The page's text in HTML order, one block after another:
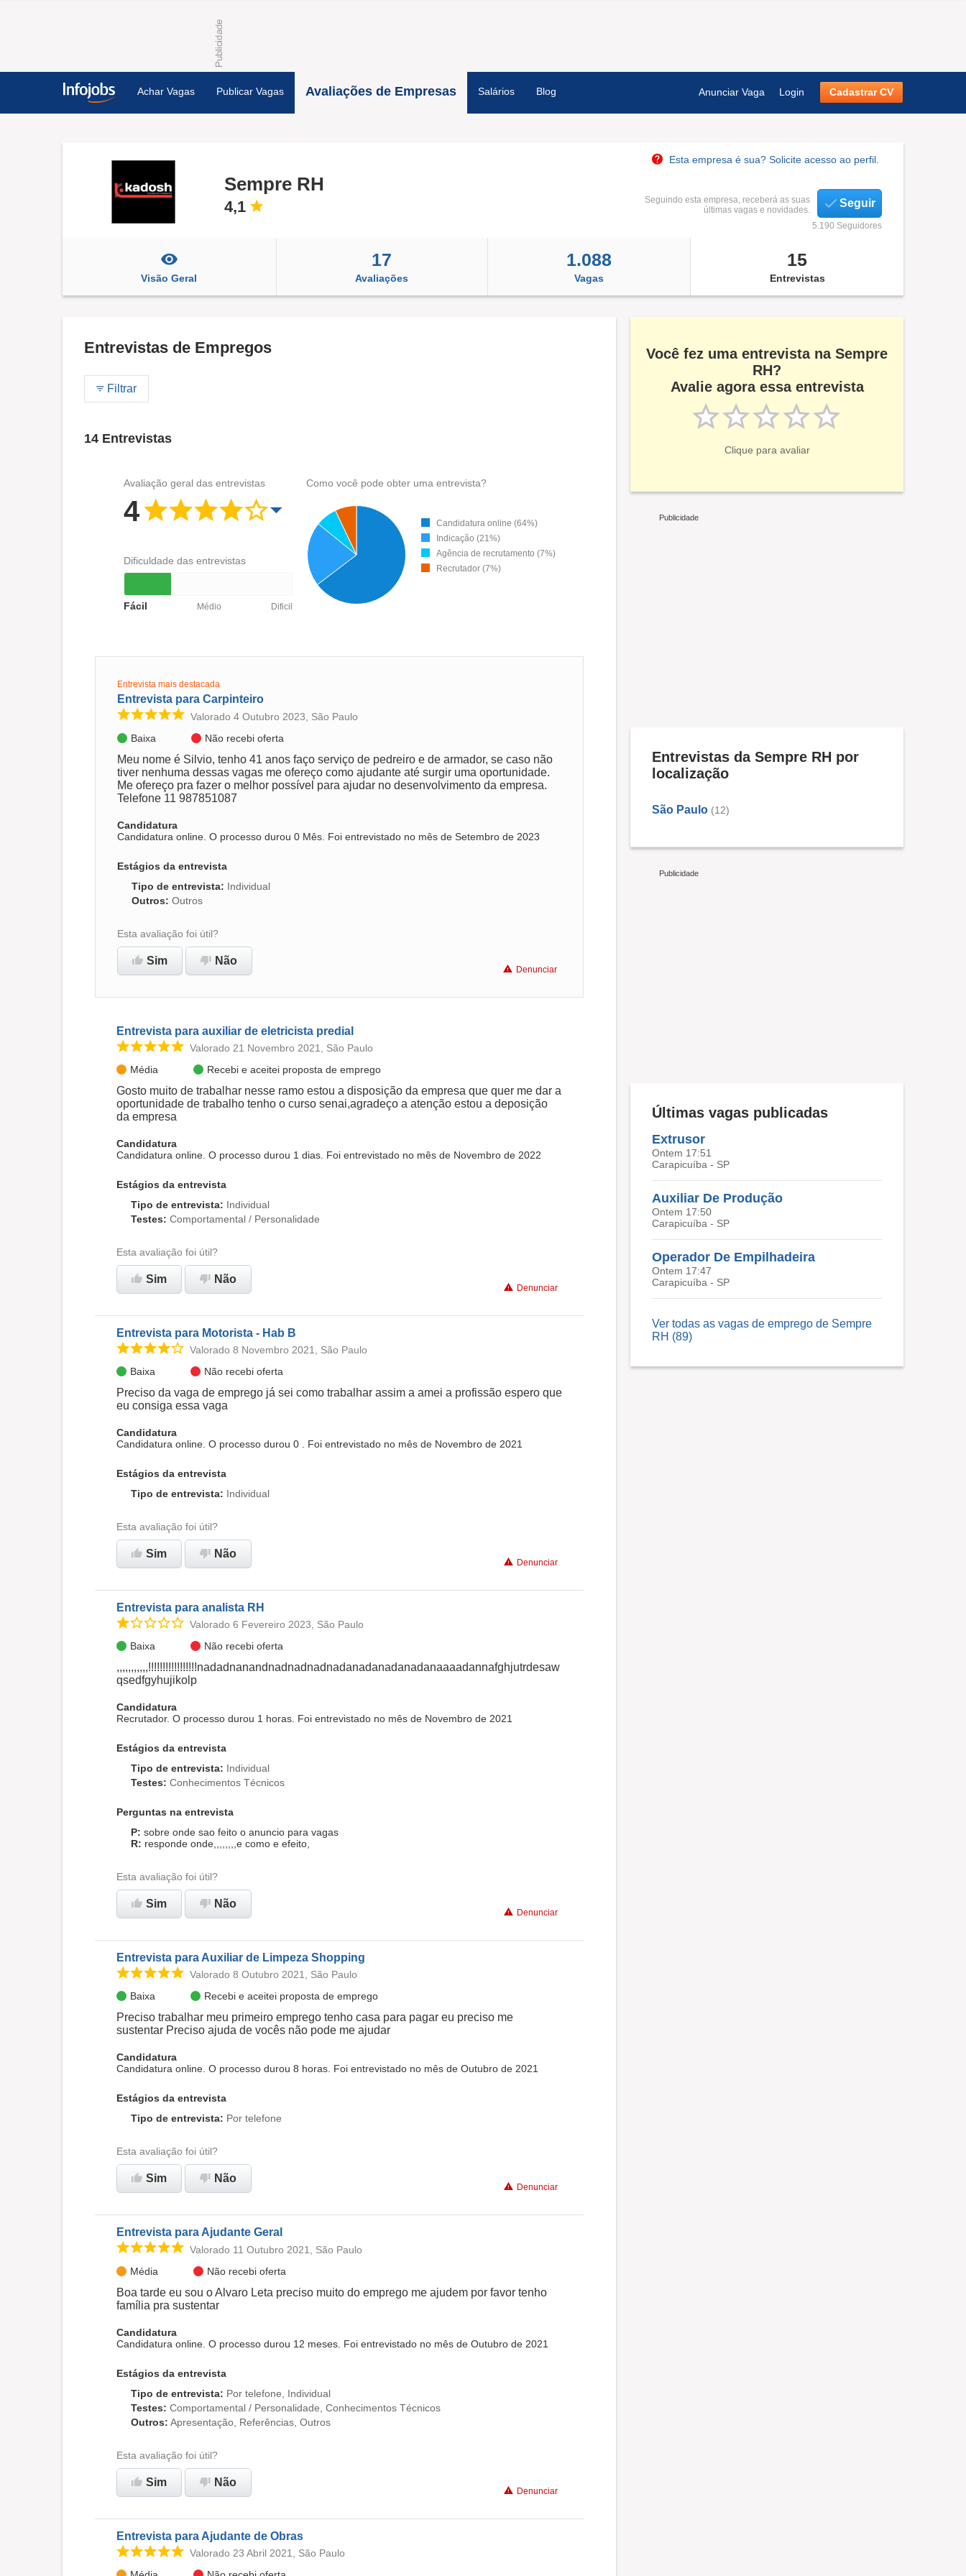
Achar Vagas Publicar Vagas Avaliações de Empresas Salários Blog Anunciar Vaga Login Cadastrar CV
Esta empresa é sua? Solicite acesso ao perfil.
Sempre RH
4,1
Seguindo esta empresa, receberá as suas
últimas vagas e novidades.
Seguir
5.190 Seguidores
Visão Geral
17
Avaliações
1.088
Vagas
15
Entrevistas
Entrevistas de Empregos
Filtrar
14 Entrevistas
Avaliação geral das entrevistas
4
Dificuldade das entrevistas
Fácil Médio Dificil
Como você pode obter uma entrevista?
Candidatura online (64%)
Indicação (21%)
Agência de recrutamento (7%)
Recrutador (7%)
Entrevista mais destacada
Entrevista para Carpinteiro
Valorado 4 Outubro 2023, São Paulo
Baixa
Não recebi oferta
Meu nome é Silvio, tenho 41 anos faço serviço de pedreiro e de armador, se caso não
tiver nenhuma dessas vagas me ofereço como ajudante até surgir uma oportunidade.
Me ofereço pra fazer o melhor possível para ajudar no desenvolvimento da empresa.
Telefone 11 987851087
Candidatura
Candidatura online. O processo durou 0 Mês. Foi entrevistado no mês de Setembro de 2023
Estágios da entrevista
Tipo de entrevista: Individual
Outros: Outros
Esta avaliação foi útil?
Sim Não
Denunciar
Entrevista para auxiliar de eletricista predial
Valorado 21 Novembro 2021, São Paulo
Média
Recebi e aceitei proposta de emprego
Gosto muito de trabalhar nesse ramo estou a disposição da empresa que quer me dar a
oportunidade de trabalho tenho o curso senai,agradeço a atenção estou a deposição
da empresa
Candidatura
Candidatura online. O processo durou 1 dias. Foi entrevistado no mês de Novembro de 2022
Estágios da entrevista
Tipo de entrevista: Individual
Testes: Comportamental / Personalidade
Esta avaliação foi útil?
Sim Não
Denunciar
Entrevista para Motorista - Hab B
Valorado 8 Novembro 2021, São Paulo
Baixa
Não recebi oferta
Preciso da vaga de emprego já sei como trabalhar assim a amei a profissão espero que
eu consiga essa vaga
Candidatura
Candidatura online. O processo durou 0 . Foi entrevistado no mês de Novembro de 2021
Estágios da entrevista
Tipo de entrevista: Individual
Esta avaliação foi útil?
Sim Não
Denunciar
Entrevista para analista RH
Valorado 6 Fevereiro 2023, São Paulo
Baixa
Não recebi oferta
,,,,,,,,,,,!!!!!!!!!!!!!!!!!nadadnanandnadnadnadnadanadanadanadanaaaadannafghjutrdesaw
qsedfgyhujikolp
Candidatura
Recrutador. O processo durou 1 horas. Foi entrevistado no mês de Novembro de 2021
Estágios da entrevista
Tipo de entrevista: Individual
Testes: Conhecimentos Técnicos
Perguntas na entrevista
sobre onde sao feito o anuncio para vagas
responde onde,,,,,,,,e como e efeito,
Esta avaliação foi útil?
Sim Não
Denunciar
Entrevista para Auxiliar de Limpeza Shopping
Valorado 8 Outubro 2021, São Paulo
Baixa
Recebi e aceitei proposta de emprego
Preciso trabalhar meu primeiro emprego tenho casa para pagar eu preciso me
sustentar Preciso ajuda de vocês não pode me ajudar
Candidatura
Candidatura online. O processo durou 8 horas. Foi entrevistado no mês de Outubro de 2021
Estágios da entrevista
Tipo de entrevista: Por telefone
Esta avaliação foi útil?
Sim Não
Denunciar
Entrevista para Ajudante Geral
Valorado 11 Outubro 2021, São Paulo
Média
Não recebi oferta
Boa tarde eu sou o Alvaro Leta preciso muito do emprego me ajudem por favor tenho
família pra sustentar
Candidatura
Candidatura online. O processo durou 12 meses. Foi entrevistado no mês de Outubro de 2021
Estágios da entrevista
Tipo de entrevista: Por telefone, Individual
Testes: Comportamental / Personalidade, Conhecimentos Técnicos
Outros: Apresentação, Referências, Outros
Esta avaliação foi útil?
Sim Não
Denunciar
Entrevista para Ajudante de Obras
Valorado 23 Abril 2021, São Paulo
Você fez uma entrevista na Sempre
RH?
Avalie agora essa entrevista
Clique para avaliar
Entrevistas da Sempre RH por
localização
São Paulo (12)
Últimas vagas publicadas
Extrusor
Ontem 17:51
Carapicuíba - SP
Auxiliar De Produção
Ontem 17:50
Carapicuíba - SP
Operador De Empilhadeira
Ontem 17:47
Carapicuíba - SP
Ver todas as vagas de emprego de Sempre
RH (89)